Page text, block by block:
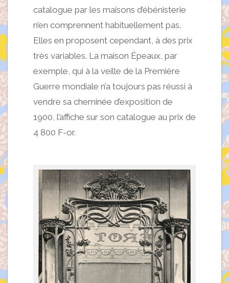
catalogue par les maisons d’ébénisterie
n’en comprennent habituellement pas.
Elles en proposent cependant, à des prix
très variables. La maison Épeaux, par
exemple, qui à la veille de la Première
Guerre mondiale n’a toujours pas réussi à
vendre sa cheminée d’exposition de
1900, l’affiche sur son catalogue au prix de
4 800 F-or.